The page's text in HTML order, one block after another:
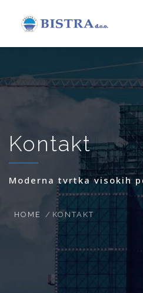
Kontakt
Moderna tvrtka visokih
HOME KONTAKT